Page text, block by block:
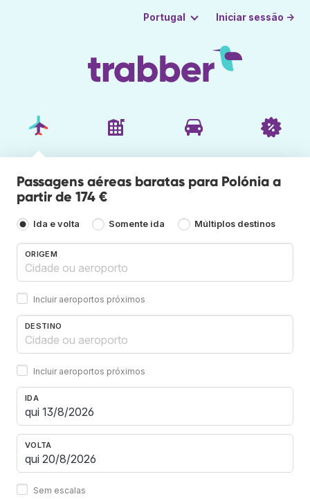
Portugal Iniciar sessão →
Passagens aéreas baratas para Polónia a
partir de 174 €
Ida e volta Somente ida Múltiplos destinos
ORIGEM
Incluir aeroportos próximos
DESTINO
Incluir aeroportos próximos
IDA
VOLTA
Sem escalas